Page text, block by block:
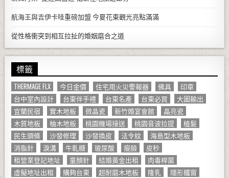
航海王與吉伊卡哇重磅加盟 今夏花東觀光亮點滿滿
從性格衝突到相互拉扯的婚姻磨合之道
標籤
THERMAGE FLX 今日金價 住宅用火災警報器 佛具
印章
台中室內設計
台東伴手禮 台東名產 台東必買
大圖輸出
宜蘭民宿
實木地板 微晶瓷 新竹婚宴會館
晶亮瓷
木質地板
柚木地板 桃園機場接送 桃園音波拉提
植髮
民生頭條
沙發修理 沙發換皮 法令紋
海島型木地板
消脂針
淚溝 牛軋糖 玻尿酸 瘦臉
皮秒
租營業登記地址
童顏針 結婚黃金出租
肉毒桿菌
虛擬地址出租
購夠台東 超耐磨木地板 隆乳
隱形鐵窗